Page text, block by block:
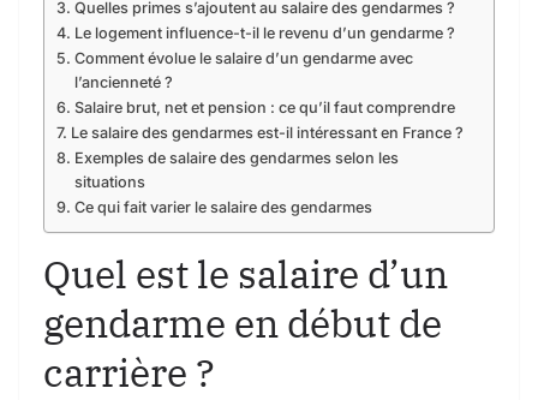
Quelles primes s’ajoutent au salaire des gendarmes ?
Le logement influence-t-il le revenu d’un gendarme ?
Comment évolue le salaire d’un gendarme avec
l’ancienneté ?
Salaire brut, net et pension : ce qu’il faut comprendre
Le salaire des gendarmes est-il intéressant en France ?
Exemples de salaire des gendarmes selon les
situations
Ce qui fait varier le salaire des gendarmes
Quel est le salaire d’un
gendarme en début de
carrière ?